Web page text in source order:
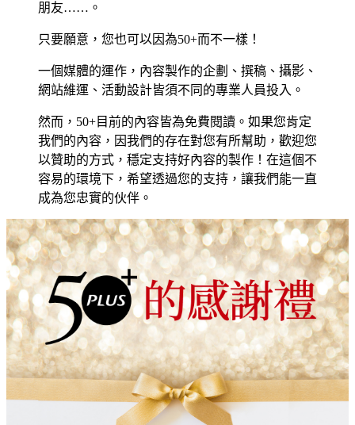
朋友……。
只要願意，您也可以因為50+而不一樣！
一個媒體的運作，內容製作的企劃、撰稿、攝影、
網站維運、活動設計皆須不同的專業人員投入。
然而，50+目前的內容皆為免費閱讀。如果您肯定
我們的內容，因我們的存在對您有所幫助，歡迎您
以贊助的方式，穩定支持好內容的製作！在這個不
容易的環境下，希望透過您的支持，讓我們能一直
成為您忠實的伙伴。